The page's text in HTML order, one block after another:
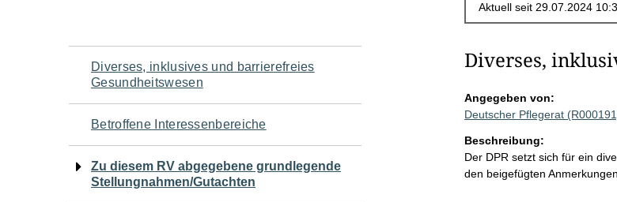
Navigation
für
den
Seiteninhalt
Diverses, inklusives und barrierefreies
Gesundheitswesen
Betroffene Interessenbereiche
Zu diesem RV abgegebene grundlegende
Stellungnahmen/Gutachten
Diverses,
Angegeben von:
Deutscher Pflegerat
Beschreibung:
Der DPR setzt sich für ein
den beigefügten